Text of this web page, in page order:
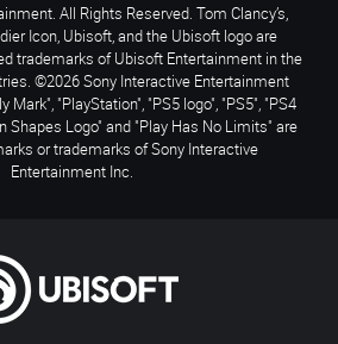
All Rights Reserved. Tom Clancy’s,
Icon, Ubisoft, and the Ubisoft logo are
trademarks of Ubisoft Entertainment in the
©2026 Sony Interactive Entertainment
Mark", "PlayStation", "PS5 logo", "PS5", "PS4
Shapes Logo" and "Play Has No Limits" are
or trademarks of Sony Interactive
Entertainment Inc.